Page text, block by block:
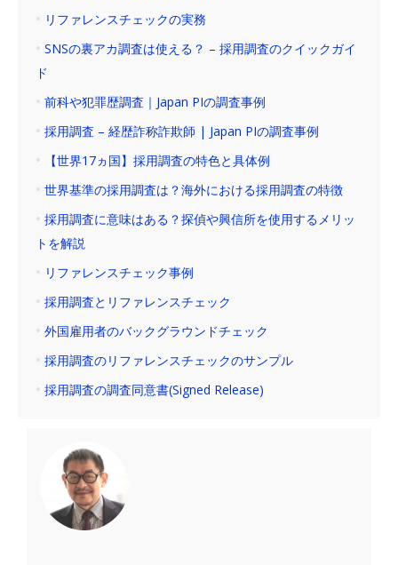
リファレンスチェックの実務
SNSの裏アカ調査は使える？ – 採用調査のクイックガイ
ド
前科や犯罪歴調査｜Japan PIの調査事例
採用調査 – 経歴詐称詐欺師 | Japan PIの調査事例
【世界17ヵ国】採用調査の特色と具体例
世界基準の採用調査は？海外における採用調査の特徴
採用調査に意味はある？探偵や興信所を使用するメリッ
トを解説
リファレンスチェック事例
採用調査とリファレンスチェック
外国雇用者のバックグラウンドチェック
採用調査のリファレンスチェックのサンプル
採用調査の調査同意書(Signed Release)